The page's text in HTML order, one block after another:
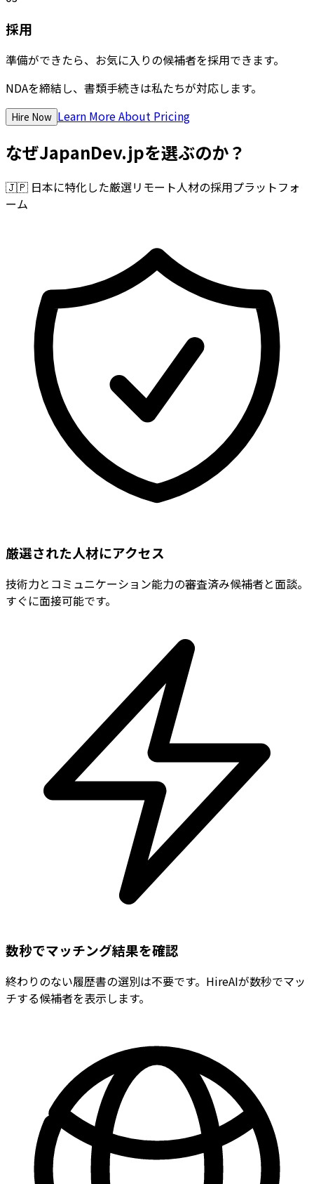
採用
準備ができたら、お気に入りの候補者を採用できます。
NDAを締結し、書類手続きは私たちが対応します。
Hire Now Learn More About Pricing
なぜJapanDev.jpを選ぶのか？
🇯🇵 日本に特化した厳選リモート人材の採用プラットフォ
ーム
厳選された人材にアクセス
技術力とコミュニケーション能力の審査済み候補者と面談。
すぐに面接可能です。
数秒でマッチング結果を確認
終わりのない履歴書の選別は不要です。HireAIが数秒でマッ
チする候補者を表示します。